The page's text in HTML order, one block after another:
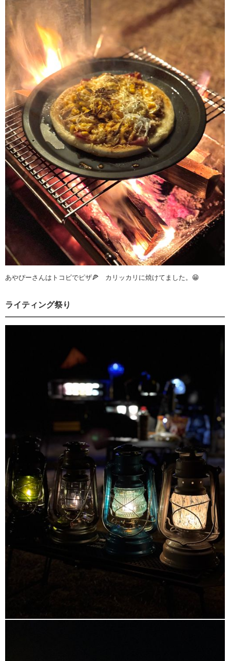
あやぴーさんはトコビでピザ🍕 カリッカリに焼けてました。😁
ライティング祭り